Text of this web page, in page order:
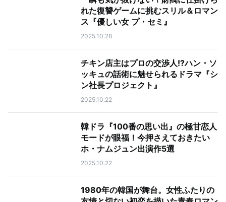
れた復讐ゲームに挑むスリル＆ロマン
ス『優しい女 プ・セミ』
2025.10.28
チキン店主はプロの交渉人!?ハン・ソ
ッキュの話術に魅せられるドラマ『シ
ン社長プロジェクト』
2025.10.22
韓ドラ『100番の思い出』の極甘恋人
モードが眼福！今押さえておきたい
ホ・ナムジュン出演作5選
2025.10.22
1980年の韓国が舞台。女性ふたりの